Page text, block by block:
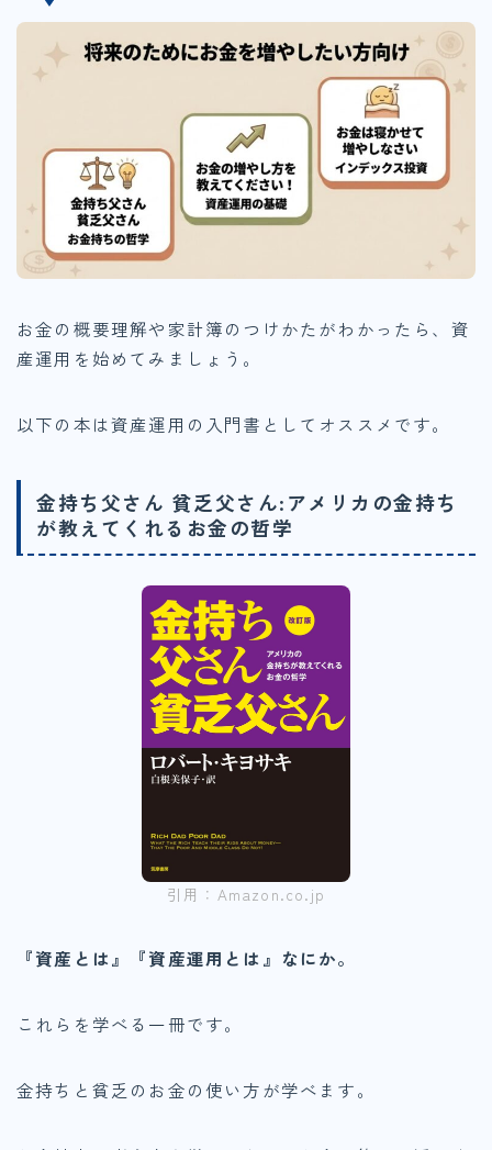
お金の概要理解や家計簿のつけかたがわかったら、資
産運用を始めてみましょう。
以下の本は資産運用の入門書としてオススメです。
金持ち父さん 貧乏父さん:アメリカの金持ち
が教えてくれるお金の哲学
引用：Amazon.co.jp
『資産とは』『資産運用とは』なにか。
これらを学べる一冊です。
金持ちと貧乏のお金の使い方が学べます。